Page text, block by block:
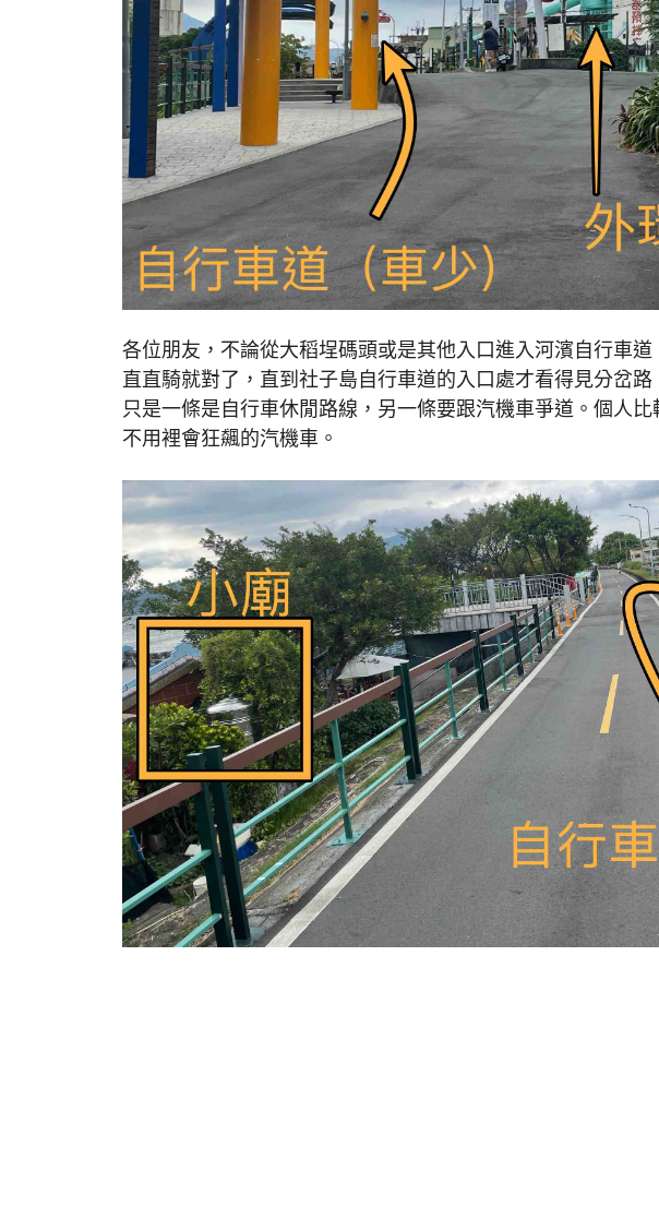
各位朋友，不論從大稻埕碼頭或是其他入口進入河濱自行車道
直直騎就對了，直到社子島自行車道的入口處才看得見分岔
只是一條是自行車休閒路線，另一條要跟汽機車爭道。個人
不用裡會狂飆的汽機車。